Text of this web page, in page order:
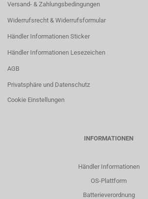
Versand- & Zahlungsbedingungen
Widerrufsrecht & Widerrufsformular
Händler Informationen Sticker
Händler Informationen Lesezeichen
AGB
Privatsphäre und Datenschutz
Cookie Einstellungen
INFORMATIONEN
Händler Informationen
OS-Plattform
Batterieverordnung